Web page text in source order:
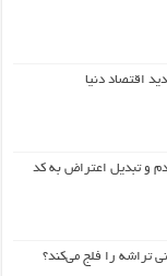
اقتصاد دنیا
و تبدیل اعتراض به کد
تراشه را فلج می‌کند؟